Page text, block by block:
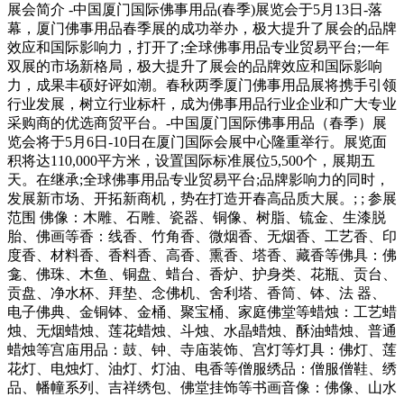
展会简介 -中国厦门国际佛事用品(春季)展览会于5月13日-落
幕，厦门佛事用品春季展的成功举办，极大提升了展会的品牌
效应和国际影响力，打开了;全球佛事用品专业贸易平台;一年
双展的市场新格局，极大提升了展会的品牌效应和国际影响
力，成果丰硕好评如潮。春秋两季厦门佛事用品展将携手引领
行业发展，树立行业标杆，成为佛事用品行业企业和广大专业
采购商的优选商贸平台。-中国厦门国际佛事用品（春季）展
览会将于5月6日-10日在厦门国际会展中心隆重举行。展览面
积将达110,000平方米，设置国际标准展位5,500个，展期五
天。在继承;全球佛事用品专业贸易平台;品牌影响力的同时，
发展新市场、开拓新商机，势在打造开春高品质大展。; ; 参展
范围 佛像：木雕、石雕、瓷器、铜像、树脂、锍金、生漆脱
胎、佛画等香：线香、竹角香、微烟香、无烟香、工艺香、印
度香、材料香、香料香、高香、熏香、塔香、藏香等佛具：佛
龛、佛珠、木鱼、铜盘、蜡台、香炉、护身类、花瓶、贡台、
贡盘、净水杯、拜垫、念佛机、舍利塔、香筒、钵、法 器、
电子佛典、金铜钵、金桶、聚宝桶、家庭佛堂等蜡烛：工艺蜡
烛、无烟蜡烛、莲花蜡烛、斗烛、水晶蜡烛、酥油蜡烛、普通
蜡烛等宫庙用品：鼓、钟、寺庙装饰、宫灯等灯具：佛灯、莲
花灯、电烛灯、油灯、灯油、电香等僧服绣品：僧服僧鞋、绣
品、幡幢系列、吉祥绣包、佛堂挂饰等书画音像：佛像、山水